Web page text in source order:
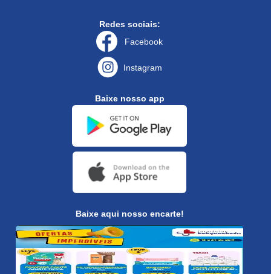
Redes sociais:
Facebook
Instagram
Baixe nosso app
Baixe aqui nosso encarte!